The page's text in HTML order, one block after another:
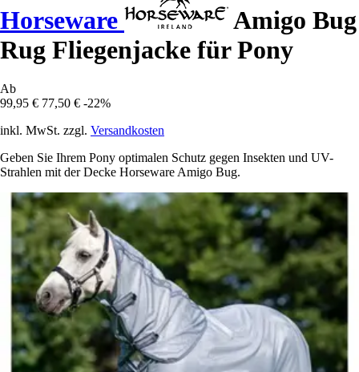
Horseware
Amigo Bug
Rug Fliegenjacke für Pony
Ab
99,95 € 77,50 € -22%
inkl. MwSt. zzgl. Versandkosten
Geben Sie Ihrem Pony optimalen Schutz gegen Insekten und UV-
Strahlen mit der Decke Horseware Amigo Bug.